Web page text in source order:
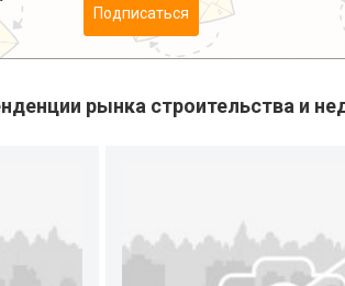
Подписаться
рынка строительства и